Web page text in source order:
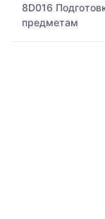
8D016
предметам